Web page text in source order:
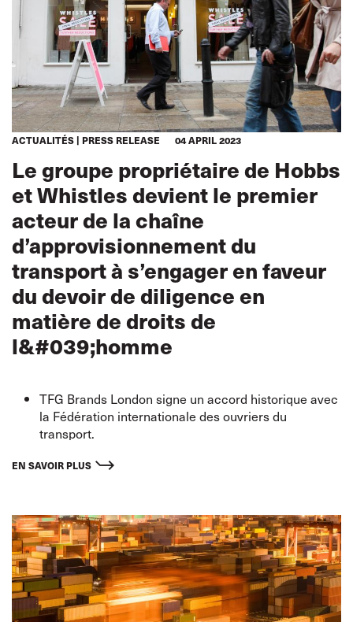
ACTUALITÉS PRESS RELEASE 04 APRIL 2023
Le groupe propriétaire de Hobbs
et Whistles devient le premier
acteur de la chaîne
d’approvisionnement du
transport à s’engager en faveur
du devoir de diligence en
matière de droits de
l&#039;homme
TFG Brands London signe un accord historique avec
la Fédération internationale des ouvriers du
transport.
Hobbs et Whistles, devient la première société du
EN SAVOIR PLUS